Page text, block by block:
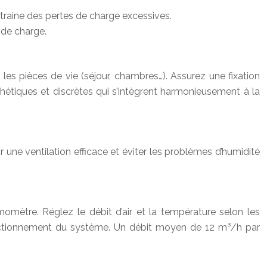
des pertes de charge excessives.
charge.
pièces de vie (séjour, chambres…). Assurez une fixation
et discrètes qui s’intègrent harmonieusement à la
une ventilation efficace et éviter les problèmes d’humidité
Réglez le débit d’air et la température selon les
du système. Un débit moyen de 12 m³/h par